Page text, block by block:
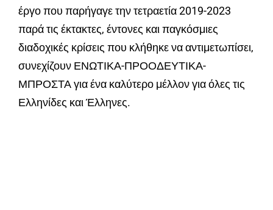
έργο που παρήγαγε την τετραετία 2019-2023
παρά τις έκτακτες, έντονες και παγκόσμιες
διαδοχικές κρίσεις που κλήθηκε να αντιμετωπίσει,
συνεχίζουν ΕΝΩΤΙΚΑ-ΠΡΟΟΔΕΥΤΙΚΑ-
ΜΠΡΟΣΤΑ για ένα καλύτερο μέλλον για όλες τις
Ελληνίδες και Έλληνες.